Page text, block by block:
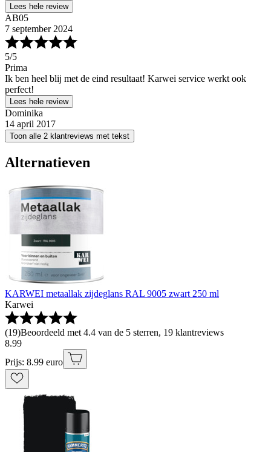
Lees hele review
AB05
7 september 2024
5/5
Prima
Ik ben heel blij met de eind resultaat! Karwei service werkt ook
perfect!
Lees hele review
Dominika
14 april 2017
Toon alle 2 klantreviews met tekst
Alternatieven
KARWEI metaallak zijdeglans RAL 9005 zwart 250 ml
Karwei
(19)Beoordeeld met 4.4 van de 5 sterren, 19 klantreviews
8.99
Prijs: 8.99 euro